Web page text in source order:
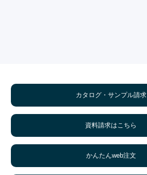
カタログ・サンプル請求
資料請求はこちら
かんたんweb注文